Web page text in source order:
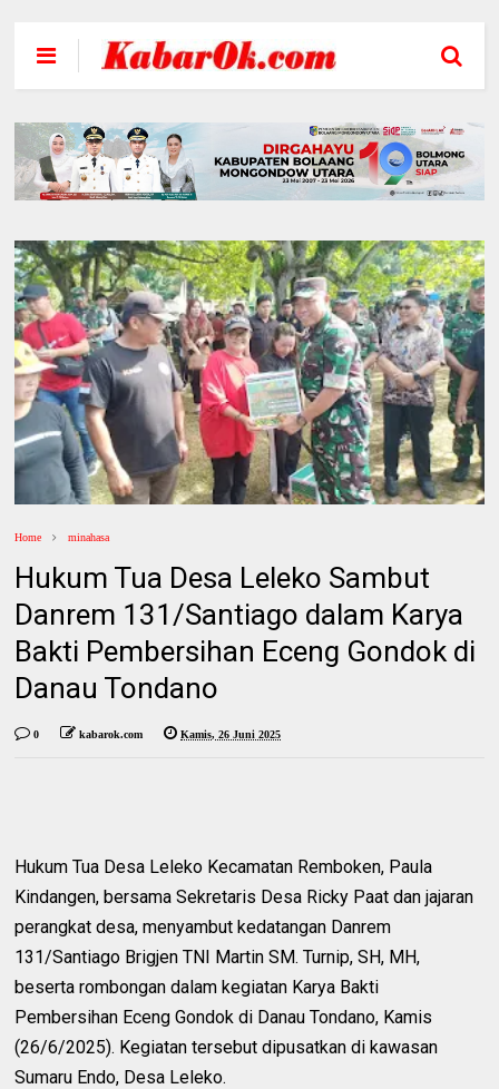
Home minahasa
Hukum Tua Desa Leleko Sambut
Danrem 131/Santiago dalam Karya
Bakti Pembersihan Eceng Gondok di
Danau Tondano
0 kabarok.com Kamis, 26 Juni 2025
Hukum Tua Desa Leleko Kecamatan Remboken, Paula
Kindangen, bersama Sekretaris Desa Ricky Paat dan jajaran
perangkat desa, menyambut kedatangan Danrem
131/Santiago Brigjen TNI Martin SM. Turnip, SH, MH,
beserta rombongan dalam kegiatan Karya Bakti
Pembersihan Eceng Gondok di Danau Tondano, Kamis
(26/6/2025). Kegiatan tersebut dipusatkan di kawasan
Sumaru Endo, Desa Leleko.